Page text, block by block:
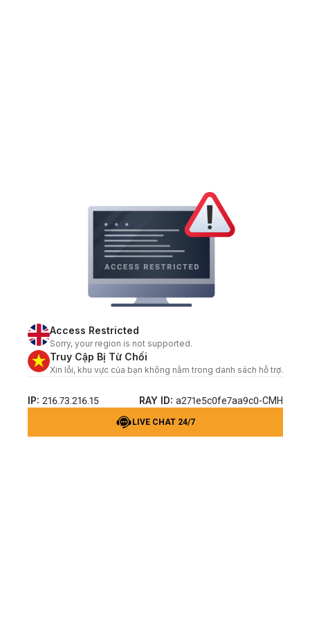
Access Restricted
Sorry, your region is not supported.
Truy Cập Bị Từ Chối
Xin lỗi, khu vực của bạn không nằm trong danh sách hỗ trợ.
IP: 216.73.216.15 RAY ID: a271e5c0fe7aa9c0-CMH
LIVE CHAT 24/7